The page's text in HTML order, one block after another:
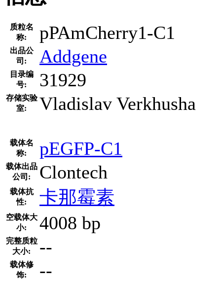
质粒名
称:
pPAmCherry1-C1
出品公
司:
Addgene
目录编
号:
31929
存储实验
室:
Vladislav Verkhusha
载体名
称:
pEGFP-C1
载体出品
公司:
Clontech
载体抗
性:
卡那霉素
空载体大
小:
4008 bp
完整质粒
大小:
--
载体修
饰:
--